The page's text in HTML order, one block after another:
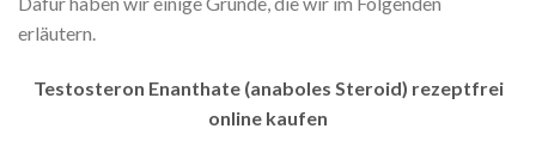
erläutern.
Testosteron Enanthate (anaboles Steroid) rezeptfrei
online kaufen